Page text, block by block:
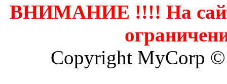
ВНИМАНИЕ !!!! На
Copyright MyCorp